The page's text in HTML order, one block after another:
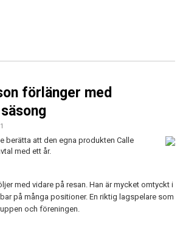
förlänger med
berätta att den egna produkten Calle
med ett år.
med vidare på resan. Han är mycket omtyckt i
på många positioner. En riktig lagspelare som
och föreningen.